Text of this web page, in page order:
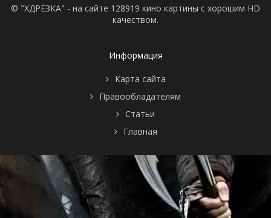
© "ХДРЕЗКА" - на сайте 128919 кино картины с хорошим HD
качеством.
Информация
Карта сайта
Правообладателям
Статьи
Главная